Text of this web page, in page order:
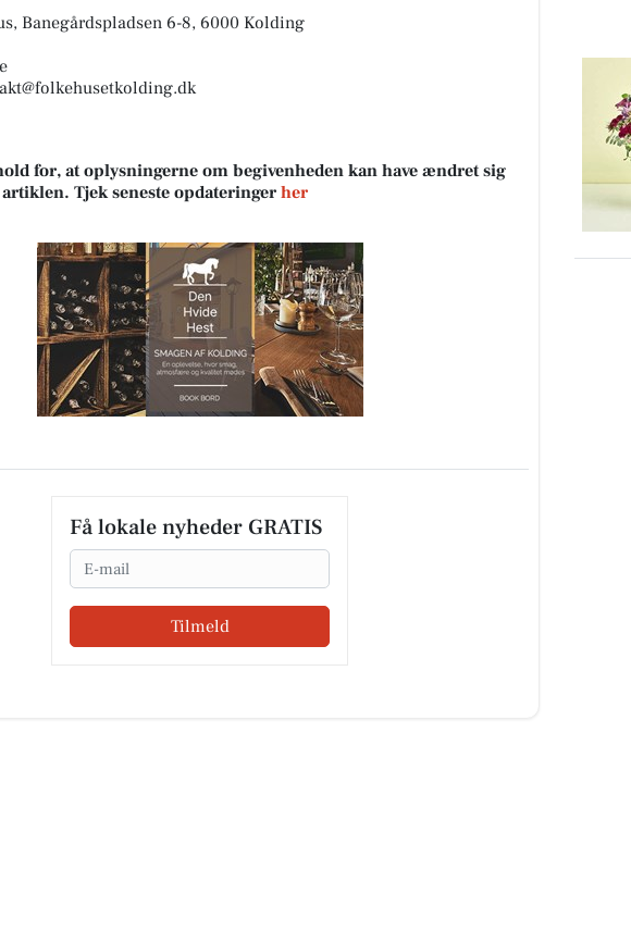
Banegårdspladsen 6-8, 6000 Kolding
for, at oplysningerne om begivenheden kan have ændret sig
Tjek seneste opdateringer her
Få lokale nyheder GRATIS
Email
Tilmeld